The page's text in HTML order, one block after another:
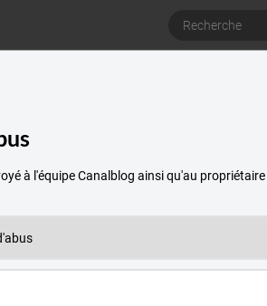
à l'équipe Canalblog ainsi qu'au